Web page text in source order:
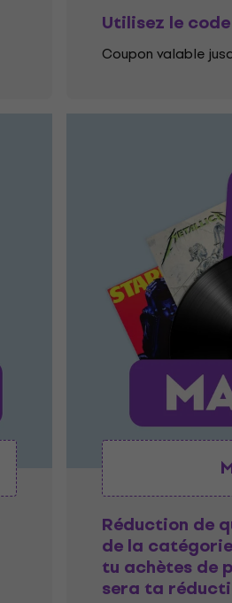
Utilisez le
Coupon valable
Réduction de
de la
tu achètes de
sera ta